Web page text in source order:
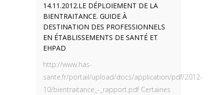
14.11.2012.LE DÉPLOIEMENT DE LA
BIENTRAITANCE. GUIDE À
DESTINATION DES PROFESSIONNELS
EN ÉTABLISSEMENTS DE SANTÉ ET
EHPAD
http://www.has-
sante.fr/portail/upload/docs/application/pdf/2012-
10/bientraitance_-_rapport.pdf Certaines